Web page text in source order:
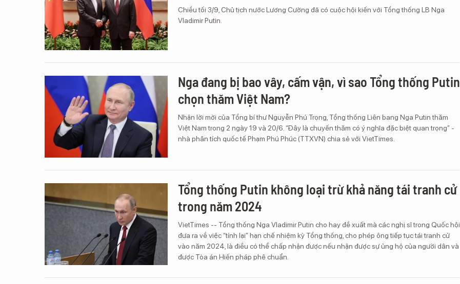
Chiều tối 3/9, Chủ tịch nước Lương Cường đã có cuộc hội kiến với Tổng thống LB Nga
Vladimir Putin.
Nga đang bị bao vây, cấm vận, vì sao Tổng thống Putin
chọn thăm Việt Nam?
Nhận lời mời của Tổng bí thư Nguyễn Phú Trọng, Tổng thống Liên bang Nga Putin thăm
Việt Nam trong 2 ngày 19 và 20/6. “Đây là chuyến thăm có ý nghĩa đặc biệt quan trọng” -
nhà phân tích quốc tế Phạm Phú Phúc (TTXVN) chia sẻ với VietTimes.
Tổng thống Putin không loại trừ khả năng tái tranh cử
trong năm 2024
VietTimes -- Tổng thống Nga Vladimir Putin cho hay đề xuất mà các nghị sĩ trong Quốc hội
đưa ra về việc “tính lại” hạn chế nhiệm kỳ Tổng thống, cho phép ông tiếp tục tái tranh cử
vào năm 2024, là điều có thể chấp nhận được nếu nhận được sự ủng hộ của người dân và
được Tòa án Hiến pháp phê chuẩn.